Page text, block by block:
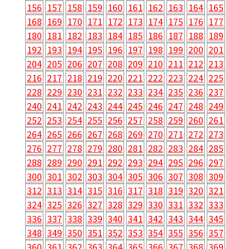
156 157 158 159 160 161 162 163 164 165
168 169 170 171 172 173 174 175 176 177
180 181 182 183 184 185 186 187 188 189
192 193 194 195 196 197 198 199 200 201
204 205 206 207 208 209 210 211 212 213
216 217 218 219 220 221 222 223 224 225
228 229 230 231 232 233 234 235 236 237
240 241 242 243 244 245 246 247 248 249
252 253 254 255 256 257 258 259 260 261
264 265 266 267 268 269 270 271 272 273
276 277 278 279 280 281 282 283 284 285
288 289 290 291 292 293 294 295 296 297
300 301 302 303 304 305 306 307 308 309
312 313 314 315 316 317 318 319 320 321
324 325 326 327 328 329 330 331 332 333
336 337 338 339 340 341 342 343 344 345
348 349 350 351 352 353 354 355 356 357